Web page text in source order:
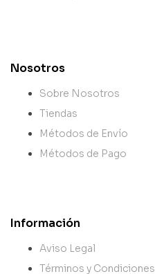
Nosotros
Sobre Nosotros
Tiendas
Métodos de Envío
Métodos de Pago
Información
Aviso Legal
Términos y Condiciones